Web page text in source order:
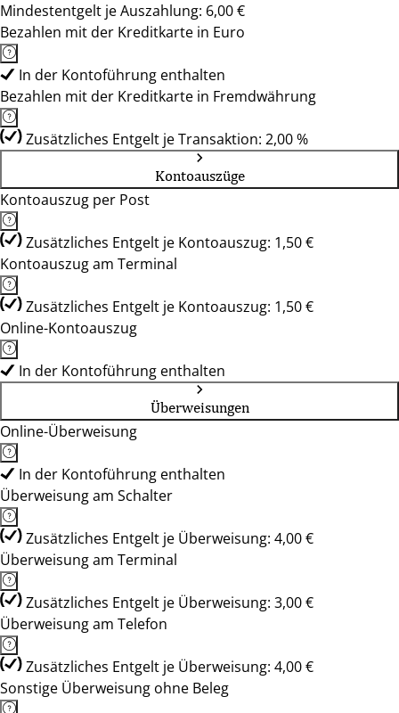
Mindestentgelt je Auszahlung: 6,00 €
Bezahlen mit der Kreditkarte in Euro
In der Kontoführung enthalten
Bezahlen mit der Kreditkarte in Fremdwährung
Zusätzliches Entgelt je Transaktion: 2,00 %
Kontoauszüge
Kontoauszug per Post
Zusätzliches Entgelt je Kontoauszug: 1,50 €
Kontoauszug am Terminal
Zusätzliches Entgelt je Kontoauszug: 1,50 €
Online-Kontoauszug
In der Kontoführung enthalten
Überweisungen
Online-Überweisung
In der Kontoführung enthalten
Überweisung am Schalter
Zusätzliches Entgelt je Überweisung: 4,00 €
Überweisung am Terminal
Zusätzliches Entgelt je Überweisung: 3,00 €
Überweisung am Telefon
Zusätzliches Entgelt je Überweisung: 4,00 €
Sonstige Überweisung ohne Beleg